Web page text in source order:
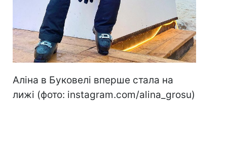
Аліна в Буковелі вперше стала на
лижі (фото: instagram.com/alina_grosu)